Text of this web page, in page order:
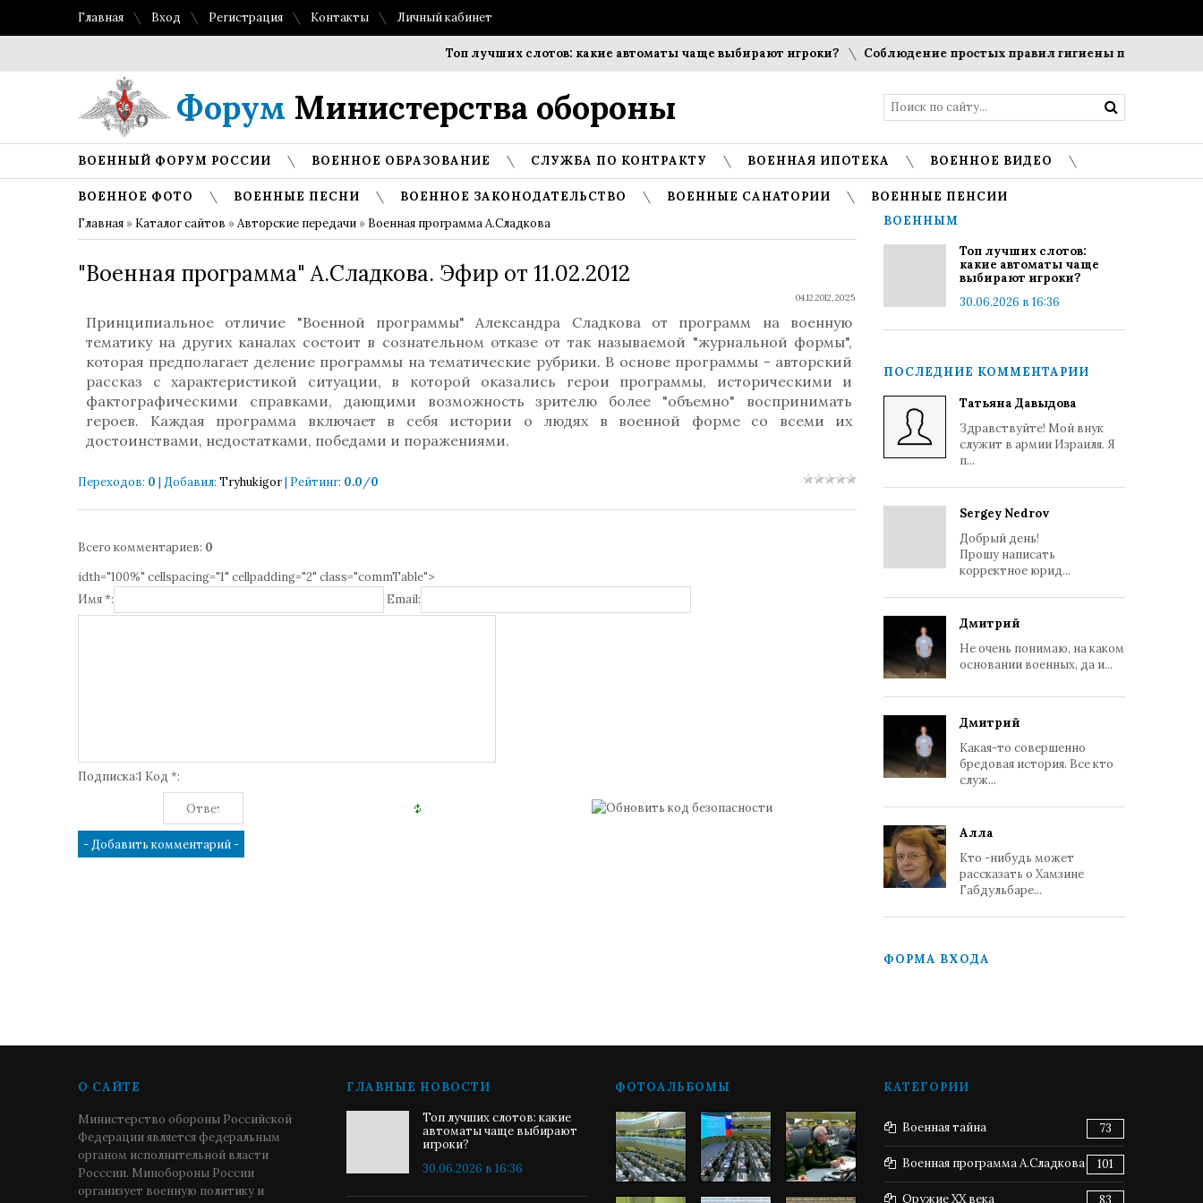
Главная Вход Регистрация Контакты Личный кабинет
Топ лучших слотов: какие автоматы чаще выбирают игроки? Соблюдение простых правил гигиены помогает
Форум Министерства обороны
ВОЕННЫЙ ФОРУМ РОССИИ ВОЕННОЕ ОБРАЗОВАНИЕ СЛУЖБА ПО КОНТРАКТУ ВОЕННАЯ ИПОТЕКА ВОЕННОЕ ВИДЕО
ВОЕННОЕ ФОТО ВОЕННЫЕ ПЕСНИ ВОЕННОЕ ЗАКОНОДАТЕЛЬСТВО ВОЕННЫЕ САНАТОРИИ
ВОЕННЫЕ ПЕНСИИ
Главная » Каталог сайтов »Авторские передачи » Военная программа А.Сладкова
"Военная программа" А.Сладкова. Эфир от 11.02.2012
04.12.2012, 20:25
Принципиальное отличие "Военной программы" Александра Сладкова от программ на военную
тематику на других каналах состоит в сознательном отказе от так называемой "журнальной формы",
которая предполагает деление программы на тематические рубрики. В основе программы - авторский
рассказ с характеристикой ситуации, в которой оказались герои программы, историческими и
фактографическими справками, дающими возможность зрителю более "объемно" воспринимать
героев. Каждая программа включает в себя истории о людях в военной форме со всеми их
достоинствами, недостатками, победами и поражениями.
Переходов: 0 | Добавил: Tryhukigor| Рейтинг: 0.0/0
Всего комментариев: 0
idth="100%" cellspacing="1" cellpadding="2" class="commTable">
Имя *:
Email:
Подписка:1 Код *:
ВОЕННЫМ
Топ лучших слотов:
какие автоматы чаще
выбирают игроки?
30.06.2026 в 16:36
ПОСЛЕДНИЕ КОММЕНТАРИИ
Татьяна Давыдова
Здравствуйте! Мой внук
служит в армии Израиля. Я
п...
Sergey Nedrov
Добрый день!
Прошу написать
корректное юрид...
Дмитрий
Не очень понимаю, на каком
основании военных, да и...
Дмитрий
Какая-то совершенно
бредовая история. Все кто
служ...
Алла
Кто -нибудь может
рассказать о Хамзине
Габдульбаре...
ФОРМА ВХОДА
О САЙТЕ
Министерство обороны Российской
Федерации является федеральным
органом исполнительной власти
Росссии. Минобороны России
организует военную политику и
ГЛАВНЫЕ НОВОСТИ
Топ лучших слотов: какие
автоматы чаще выбирают
игроки?
30.06.2026 в 16:36
ФОТОАЛЬБОМЫ КАТЕГОРИИ
Военная тайна 73
Военная программа А.Сладкова 101
Оружие XX века 83